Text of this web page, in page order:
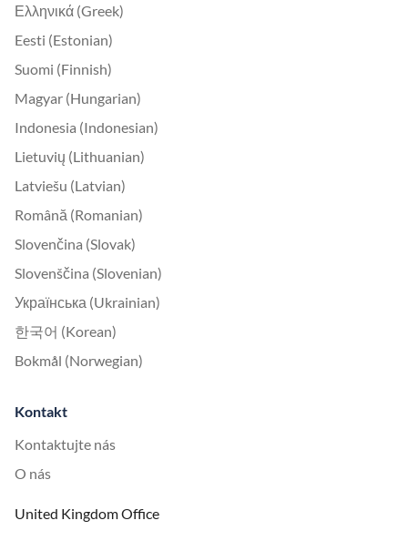
Ελληνικά (Greek)
Eesti (Estonian)
Suomi (Finnish)
Magyar (Hungarian)
Indonesia (Indonesian)
Lietuvių (Lithuanian)
Latviešu (Latvian)
Română (Romanian)
Slovenčina (Slovak)
Slovenščina (Slovenian)
Українська (Ukrainian)
한국어 (Korean)
Bokmål (Norwegian)
Kontakt
Kontaktujte nás
O nás
United Kingdom Office